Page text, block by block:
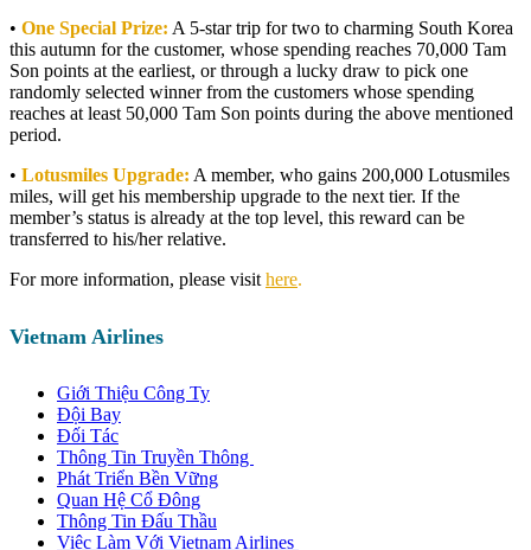
• One Special Prize: A 5-star trip for two to charming South Korea
this autumn for the customer, whose spending reaches 70,000 Tam
Son points at the earliest, or through a lucky draw to pick one
randomly selected winner from the customers whose spending
reaches at least 50,000 Tam Son points during the above mentioned
period.
• Lotusmiles Upgrade: A member, who gains 200,000 Lotusmiles
miles, will get his membership upgrade to the next tier. If the
member’s status is already at the top level, this reward can be
transferred to his/her relative.
For more information, please visit here.
Vietnam Airlines
Giới Thiệu Công Ty
Đội Bay
Đối Tác
Thông Tin Truyền Thông
Phát Triển Bền Vững
Quan Hệ Cổ Đông
Thông Tin Đấu Thầu
Việc Làm Với Vietnam Airlines